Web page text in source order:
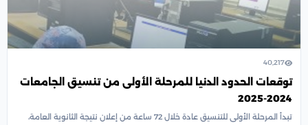
40,217
توقعات الحدود الدنيا للمرحلة الأولى من تنسيق الجامعات
2024-2025
تبدأ المرحلة الأولى للتنسيق عادة خلال 72 ساعة من إعلان نتيجة الثانوية العامة،